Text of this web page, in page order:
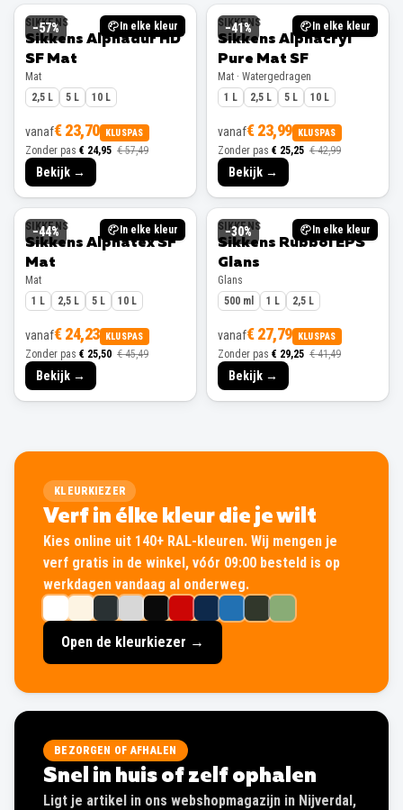
−57% In elke kleur
SIKKENS
Sikkens Alphadur HD
SF Mat
Mat
2,5 L
5 L 10 L
vanaf€ 23,70 KLUSPAS
Zonder pas € 24,95 € 57,49
Bekijk →
−41% In elke kleur
SIKKENS
Sikkens Alphacryl
Pure Mat SF
Mat · Watergedragen
1 L
2,5 L 5 L 10 L
vanaf€ 23,99 KLUSPAS
Zonder pas € 25,25 € 42,99
Bekijk →
−44% In elke kleur
SIKKENS
Sikkens Alphatex SF
Mat
Mat
1 L
2,5 L 5 L 10 L
vanaf€ 24,23 KLUSPAS
Zonder pas € 25,50 € 45,49
Bekijk →
−30% In elke kleur
SIKKENS
Sikkens Rubbol EPS
Glans
Glans
500 ml
1 L 2,5 L
vanaf€ 27,79 KLUSPAS
Zonder pas € 29,25 € 41,49
Bekijk →
KLEURKIEZER
Verf in élke kleur die je wilt
Kies online uit 140+ RAL-kleuren. Wij mengen je
verf gratis in de winkel, vóór 09:00 besteld is op
werkdagen vandaag al onderweg.
Open de kleurkiezer →
BEZORGEN OF AFHALEN
Snel in huis of zelf ophalen
Ligt je artikel in ons webshopmagazijn in Nijverdal,